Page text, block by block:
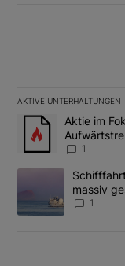
AKTIVE UNTERHALTUNGEN
Das Folgende ist
Ein Trendartikel
Aktie im
1
Ein Trendartikel
massiv
1